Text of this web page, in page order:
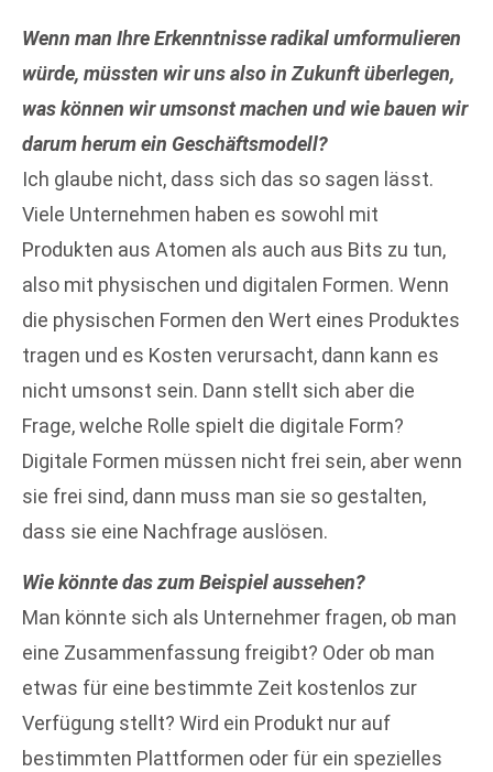
Wenn man Ihre Erkenntnisse radikal umformulieren
würde, müssten wir uns also in Zukunft überlegen,
was können wir umsonst machen und wie bauen wir
darum herum ein Geschäftsmodell?
Ich glaube nicht, dass sich das so sagen lässt.
Viele Unternehmen haben es sowohl mit
Produkten aus Atomen als auch aus Bits zu tun,
also mit physischen und digitalen Formen. Wenn
die physischen Formen den Wert eines Produktes
tragen und es Kosten verursacht, dann kann es
nicht umsonst sein. Dann stellt sich aber die
Frage, welche Rolle spielt die digitale Form?
Digitale Formen müssen nicht frei sein, aber wenn
sie frei sind, dann muss man sie so gestalten,
dass sie eine Nachfrage auslösen.
Wie könnte das zum Beispiel aussehen?
Man könnte sich als Unternehmer fragen, ob man
eine Zusammenfassung freigibt? Oder ob man
etwas für eine bestimmte Zeit kostenlos zur
Verfügung stellt? Wird ein Produkt nur auf
bestimmten Plattformen oder für ein spezielles